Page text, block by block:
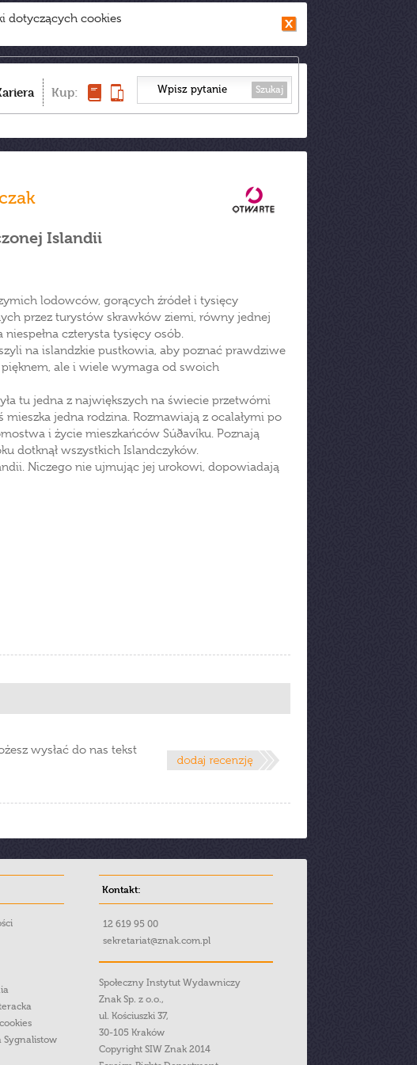
dotyczących cookies
Kup: Szukaj
Islandii
lodowców, gorących źródeł i tysięcy
przez turystów skrawków ziemi, równy jednej
czterysta tysięcy osób.
na islandzkie pustkowia, aby poznać prawdziwe
ale i wiele wymaga od swoich
tu jedna z największych na świecie przetwórni
jedna rodzina. Rozmawiają z ocalałymi po
i życie mieszkańców Súðavíku. Poznają
dotknął wszystkich Islandczyków.
Niczego nie ujmując jej urokowi, dopowiadają
wysłać do nas tekst
Sygnalistow
Kontakt:
12 619 95 00
sekretariat@znak.com.pl
Społeczny Instytut Wydawniczy
Znak Sp. z o.o.,
ul. Kościuszki 37,
30-105 Kraków
Copyright SIW Znak 2014